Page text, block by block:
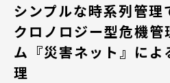
シンプルな時系列管理
クロノロジー型危機管
ム『災害ネット』によ
理